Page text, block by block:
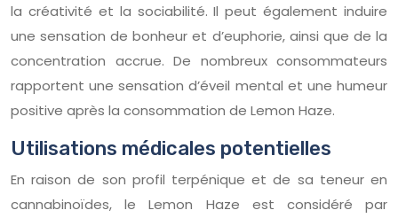
la créativité et la sociabilité. Il peut également induire
une sensation de bonheur et d’euphorie, ainsi que de la
concentration accrue. De nombreux consommateurs
rapportent une sensation d’éveil mental et une humeur
positive après la consommation de Lemon Haze.
Utilisations médicales potentielles
En raison de son profil terpénique et de sa teneur en
cannabinoïdes, le Lemon Haze est considéré par